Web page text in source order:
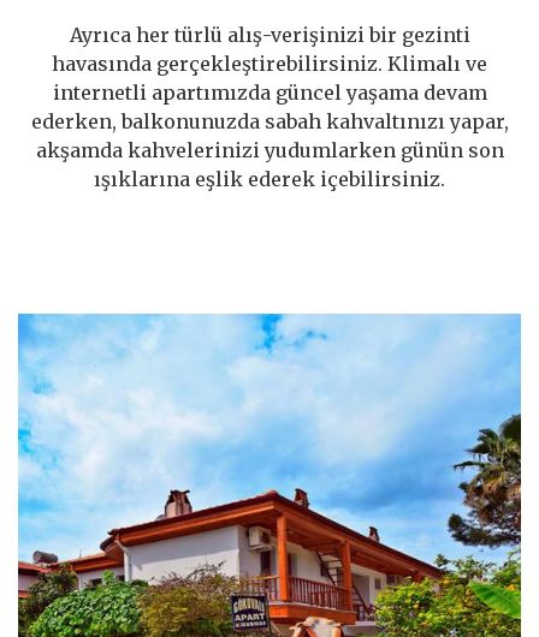
Ayrıca her türlü alış-verişinizi bir gezinti
havasında gerçekleştirebilirsiniz. Klimalı ve
internetli apartımızda güncel yaşama devam
ederken, balkonunuzda sabah kahvaltınızı yapar,
akşamda kahvelerinizi yudumlarken günün son
ışıklarına eşlik ederek içebilirsiniz.